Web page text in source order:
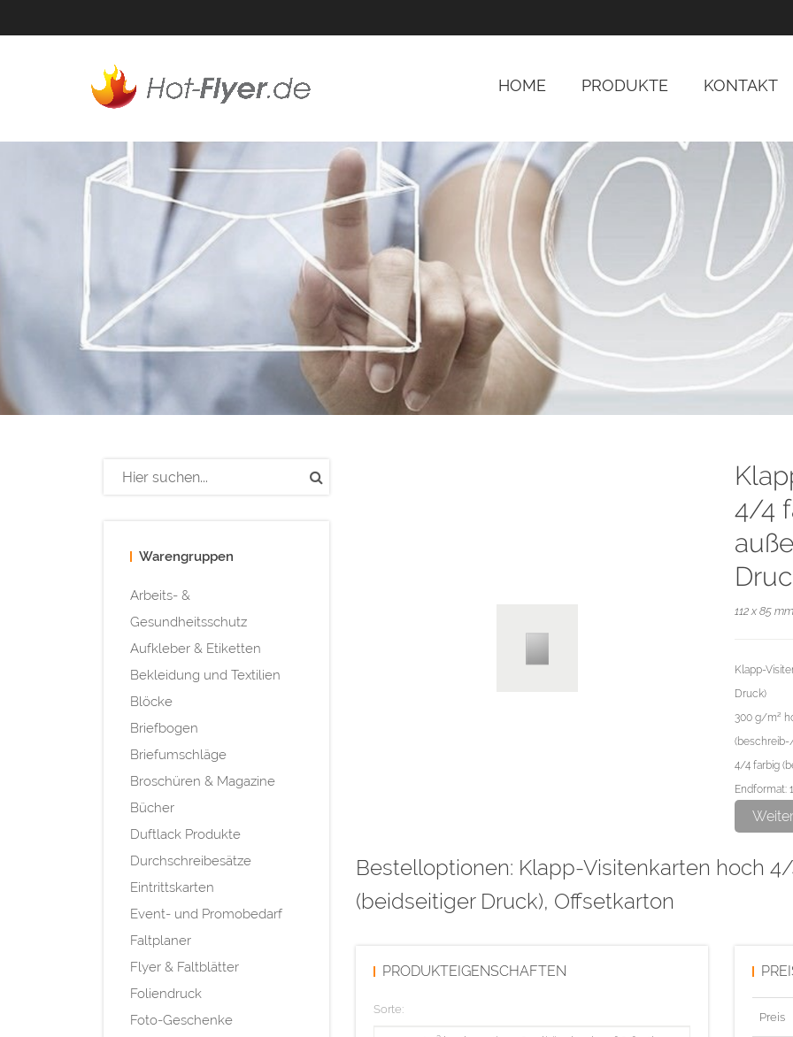
HOME PRODUKTE KONTAKT
Warengruppen
Arbeits- &
Gesundheitsschutz
Aufkleber & Etiketten
Bekleidung und Textilien
Blöcke
Briefbogen
Briefumschläge
Broschüren & Magazine
Bücher
Duftlack Produkte
Durchschreibesätze
Eintrittskarten
Event- und Promobedarf
Faltplaner
Flyer & Faltblätter
Foliendruck
Foto-Geschenke
4/4
112 x 85
Klapp-
Druck)
300 g/m²
4/4 farbig
Endformat:
Der
Bestelloptionen: Klapp-Visitenkarten hoch
(beidseitiger Druck), Offsetkarton
PRODUKTEIGENSCHAFTEN
Sorte:
Preis